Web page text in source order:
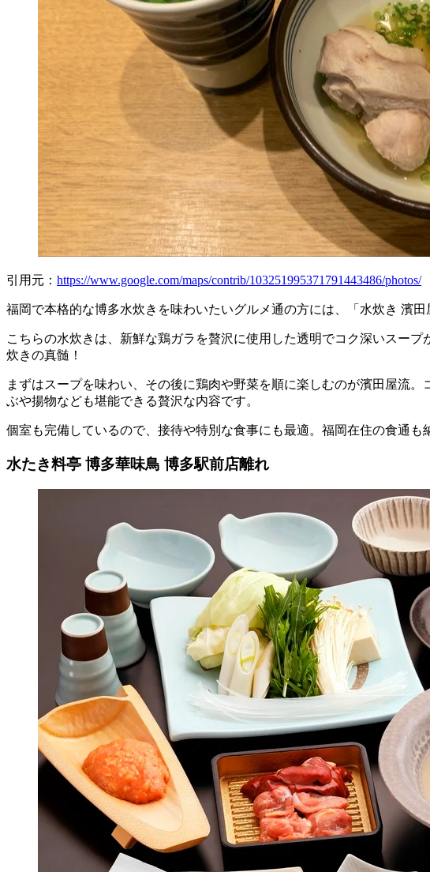
引用元： https://www.google.com/maps/contrib/103251995371791443486/photos/
福岡で本格的な博多水炊きを味わいたいグルメ通の方には、「水炊き 濱田
こちらの水炊きは、新鮮な鶏ガラを贅沢に使用した透明でコク深いスー
炊きの真髄！
まずはスープを味わい、その後に鶏肉や野菜を順に楽しむのが濱田屋流
ぶや揚物なども堪能できる贅沢な内容です。
個室も完備しているので、接待や特別な食事にも最適。福岡在住の食通も
水たき料亭 博多華味鳥 博多駅前店離れ